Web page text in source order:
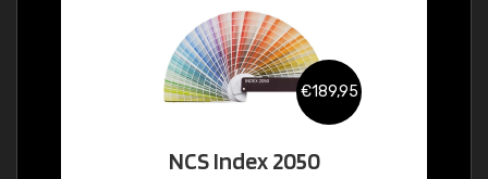
€189,95
NCS Index 2050